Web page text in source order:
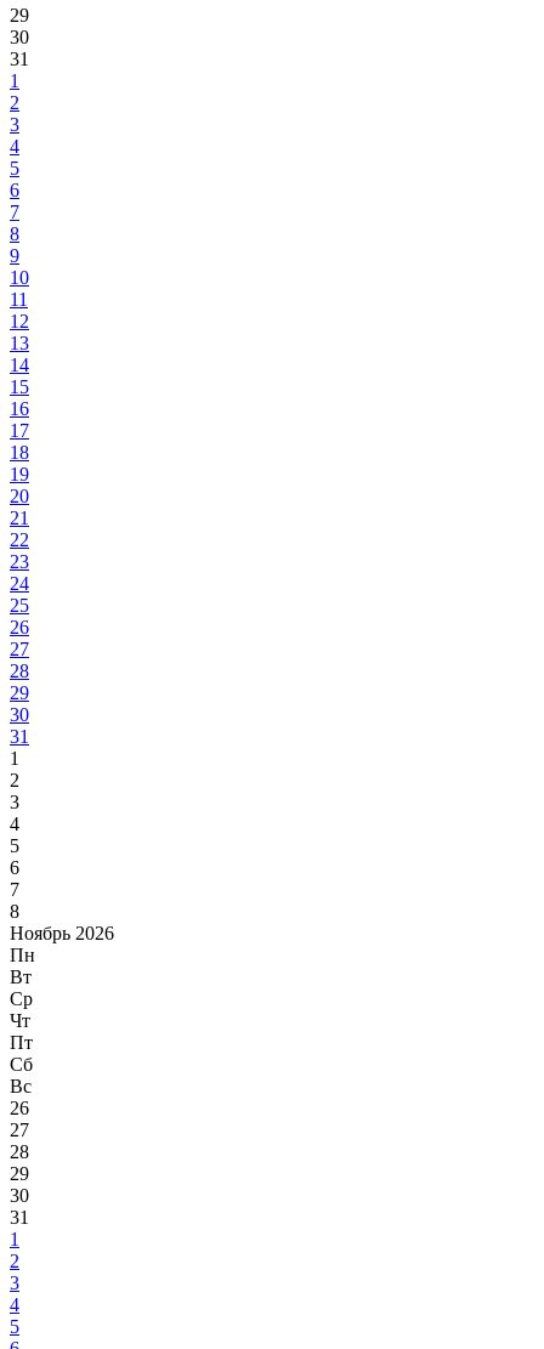
29
30
31
1
2
3
4
5
6
7
8
9
10
11
12
13
14
15
16
17
18
19
20
21
22
23
24
25
26
27
28
29
30
31
1
2
3
4
5
6
7
8
Ноябрь 2026
Пн
Вт
Ср
Чт
Пт
Сб
Вс
26
27
28
29
30
31
1
2
3
4
5